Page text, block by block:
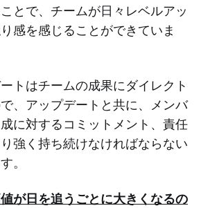
とで、チームが日々レベルアッ
感を感じることができていま
トはチームの成果にダイレクト
、アップデートと共に、メンバ
に対するコミットメント、責任
強く持ち続けなければならない
。
が日を追うごとに大きくなるの